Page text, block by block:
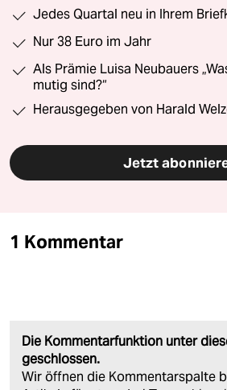
Jedes Quartal neu in Ihrem
Nur 38 Euro im Jahr
Als Prämie Luisa Neubauers
mutig sind?“
Herausgegeben von Harald
Jetzt
1 Kommentar
Die Kommentarfunktion unter
geschlossen.
Wir öffnen die Kommentarspalte